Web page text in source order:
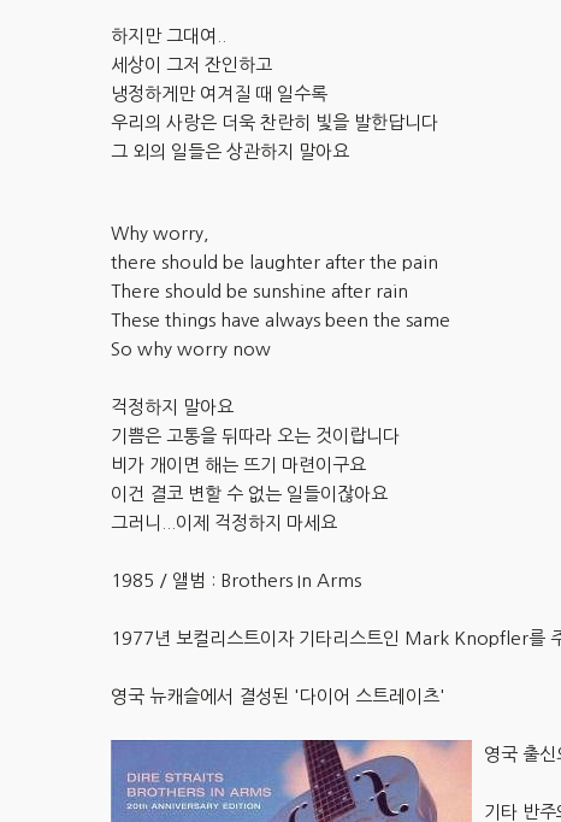
하지만 그대여..
세상이 그저 잔인하고
냉정하게만 여겨질 때 일수록
우리의 사랑은 더욱 찬란히 빛을 발한답니다
그 외의 일들은 상관하지 말아요
Why worry,
there should be laughter after the pain
There should be sunshine after rain
These things have always been the same
So why worry now
걱정하지 말아요
기쁨은 고통을 뒤따라 오는 것이랍니다
비가 개이면 해는 뜨기 마련이구요
이건 결코 변할 수 없는 일들이잖아요
그러니...이제 걱정하지 마세요
1985 / 앨범 : Brothers In Arms
1977년 보컬리스트이자 기타리스트인 Mark Knopfler를
영국 뉴캐슬에서 결성된 '다이어 스트레이츠'
영국 출
기타 반주